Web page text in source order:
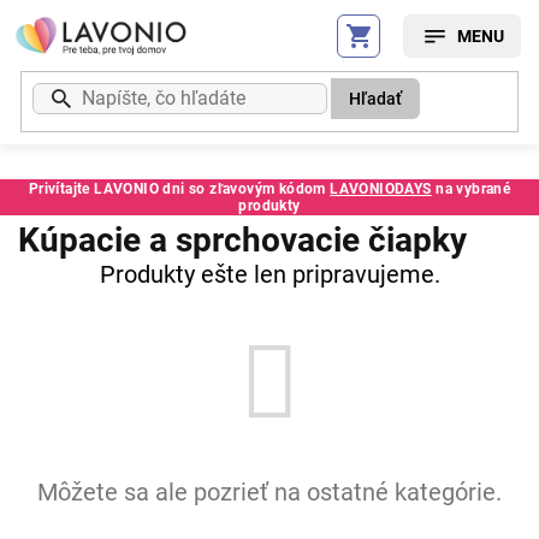
Prejsť
na
obsah
Privítajte LAVONIO dni so zľavovým kódom LAVONIODAYS na vybrané
produkty
Hľadať
Kúpacie a sprchovacie čiapky
Produkty ešte len pripravujeme.
Môžete sa ale pozrieť na ostatné kategórie.